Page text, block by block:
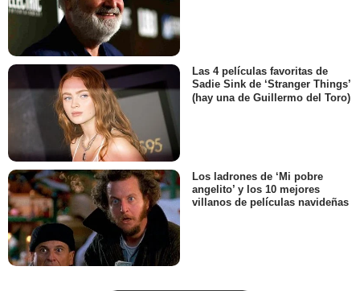
Las 4 películas favoritas de
Sadie Sink de ‘Stranger Things’
(hay una de Guillermo del Toro)
Los ladrones de ‘Mi pobre
angelito’ y los 10 mejores
villanos de películas navideñas